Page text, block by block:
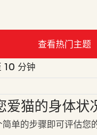
查看热门主题
10 分钟
爱猫的身体状
简单的步骤即可评估您